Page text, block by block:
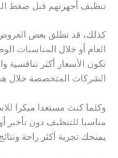
تنظيف أجهزتهم قبل ضغط
كذلك، قد تطلق بعض العروض
العام أو خلال المناسبات
تكون الأسعار أكثر تنافسية
الشركات المتخصصة خلال
وكلما كنت مستعدا مبكرا
مناسبا للتنظيف دون تأخير
يمنحك تجربة أكثر راحة